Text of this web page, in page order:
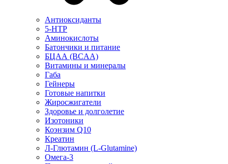
Антиоксиданты
5-HTP
Аминокислоты
Батончики и питание
БЦАА (BCAA)
Витамины и минералы
Габа
Гейнеры
Готовые напитки
Жиросжигатели
Здоровье и долголетие
Изотоники
Коэнзим Q10
Креатин
Л-Глютамин (L-Glutamine)
Омега-3